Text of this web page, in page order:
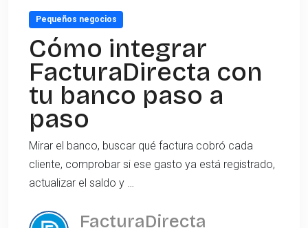
Pequeños negocios
Cómo integrar
FacturaDirecta con
tu banco paso a
paso
Mirar el banco, buscar qué factura cobró cada
cliente, comprobar si ese gasto ya está registrado,
actualizar el saldo y …
FacturaDirecta